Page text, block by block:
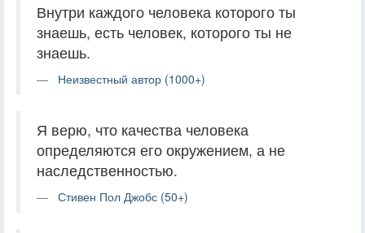
Внутри каждого человека которого ты
знаешь, есть человек, которого ты не
знаешь.
Неизвестный автор (1000+)
Я верю, что качества человека
определяются его окружением, а не
наследственностью.
Стивен Пол Джобс (50+)